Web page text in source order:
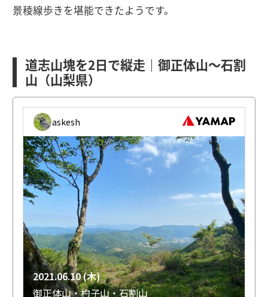
景稜線歩きを堪能できたようです。
道志山塊を2日で縦走｜御正体山〜石割
山（山梨県）